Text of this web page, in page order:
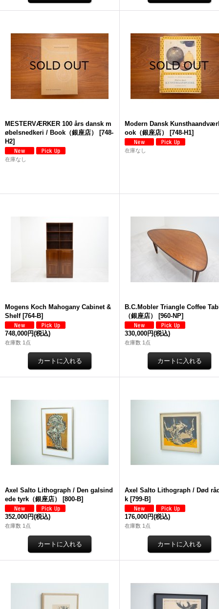
MESTERVÆRKER 100 års dansk m
øbelsnedkeri / Book（銀座店）
[748-
H2]
在庫なし
Modern Dansk
ook（銀座店）
[748-H1]
在庫なし
Mogens Koch Mahogany Cabinet &
Shelf [764-B]
748,000円(税込)
在庫数 1点
B.C.Mobler Triangle Coffee
（銀座店）
[960-NP]
330,000円(税込)
在庫数 1点
Axel Salto Lithograph / Den galsind
ede tyrk（銀座店）
[800-B]
352,000円(税込)
在庫数 1点
Axel Salto Lithograph / Død
k [799-B]
176,000円(税込)
在庫数 1点